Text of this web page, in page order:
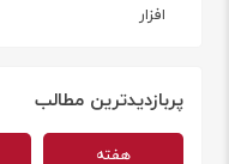
افزار
پربازدیدترین مطالب
هفته